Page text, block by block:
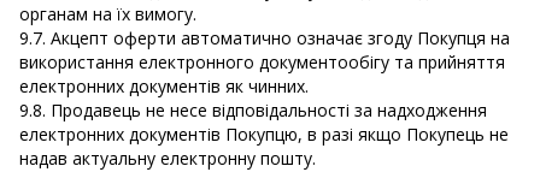
органам на їх вимогу.
9.7. Акцепт оферти автоматично означає згоду Покупця на
використання електронного документообігу та прийняття
електронних документів як чинних.
9.8. Продавець не несе відповідальності за надходження
електронних документів Покупцю, в разі якщо Покупець не
надав актуальну електронну пошту.